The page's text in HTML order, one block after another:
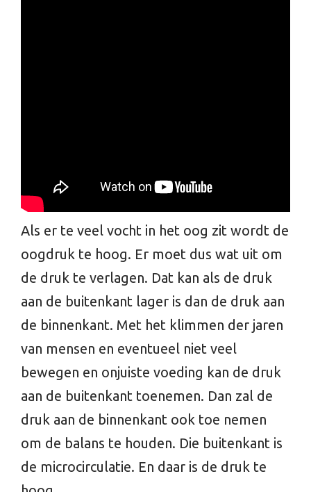
Als er te veel vocht in het oog zit wordt de
oogdruk te hoog. Er moet dus wat uit om
de druk te verlagen. Dat kan als de druk
aan de buitenkant lager is dan de druk aan
de binnenkant. Met het klimmen der jaren
van mensen en eventueel niet veel
bewegen en onjuiste voeding kan de druk
aan de buitenkant toenemen. Dan zal de
druk aan de binnenkant ook toe nemen
om de balans te houden. Die buitenkant is
de microcirculatie. En daar is de druk te